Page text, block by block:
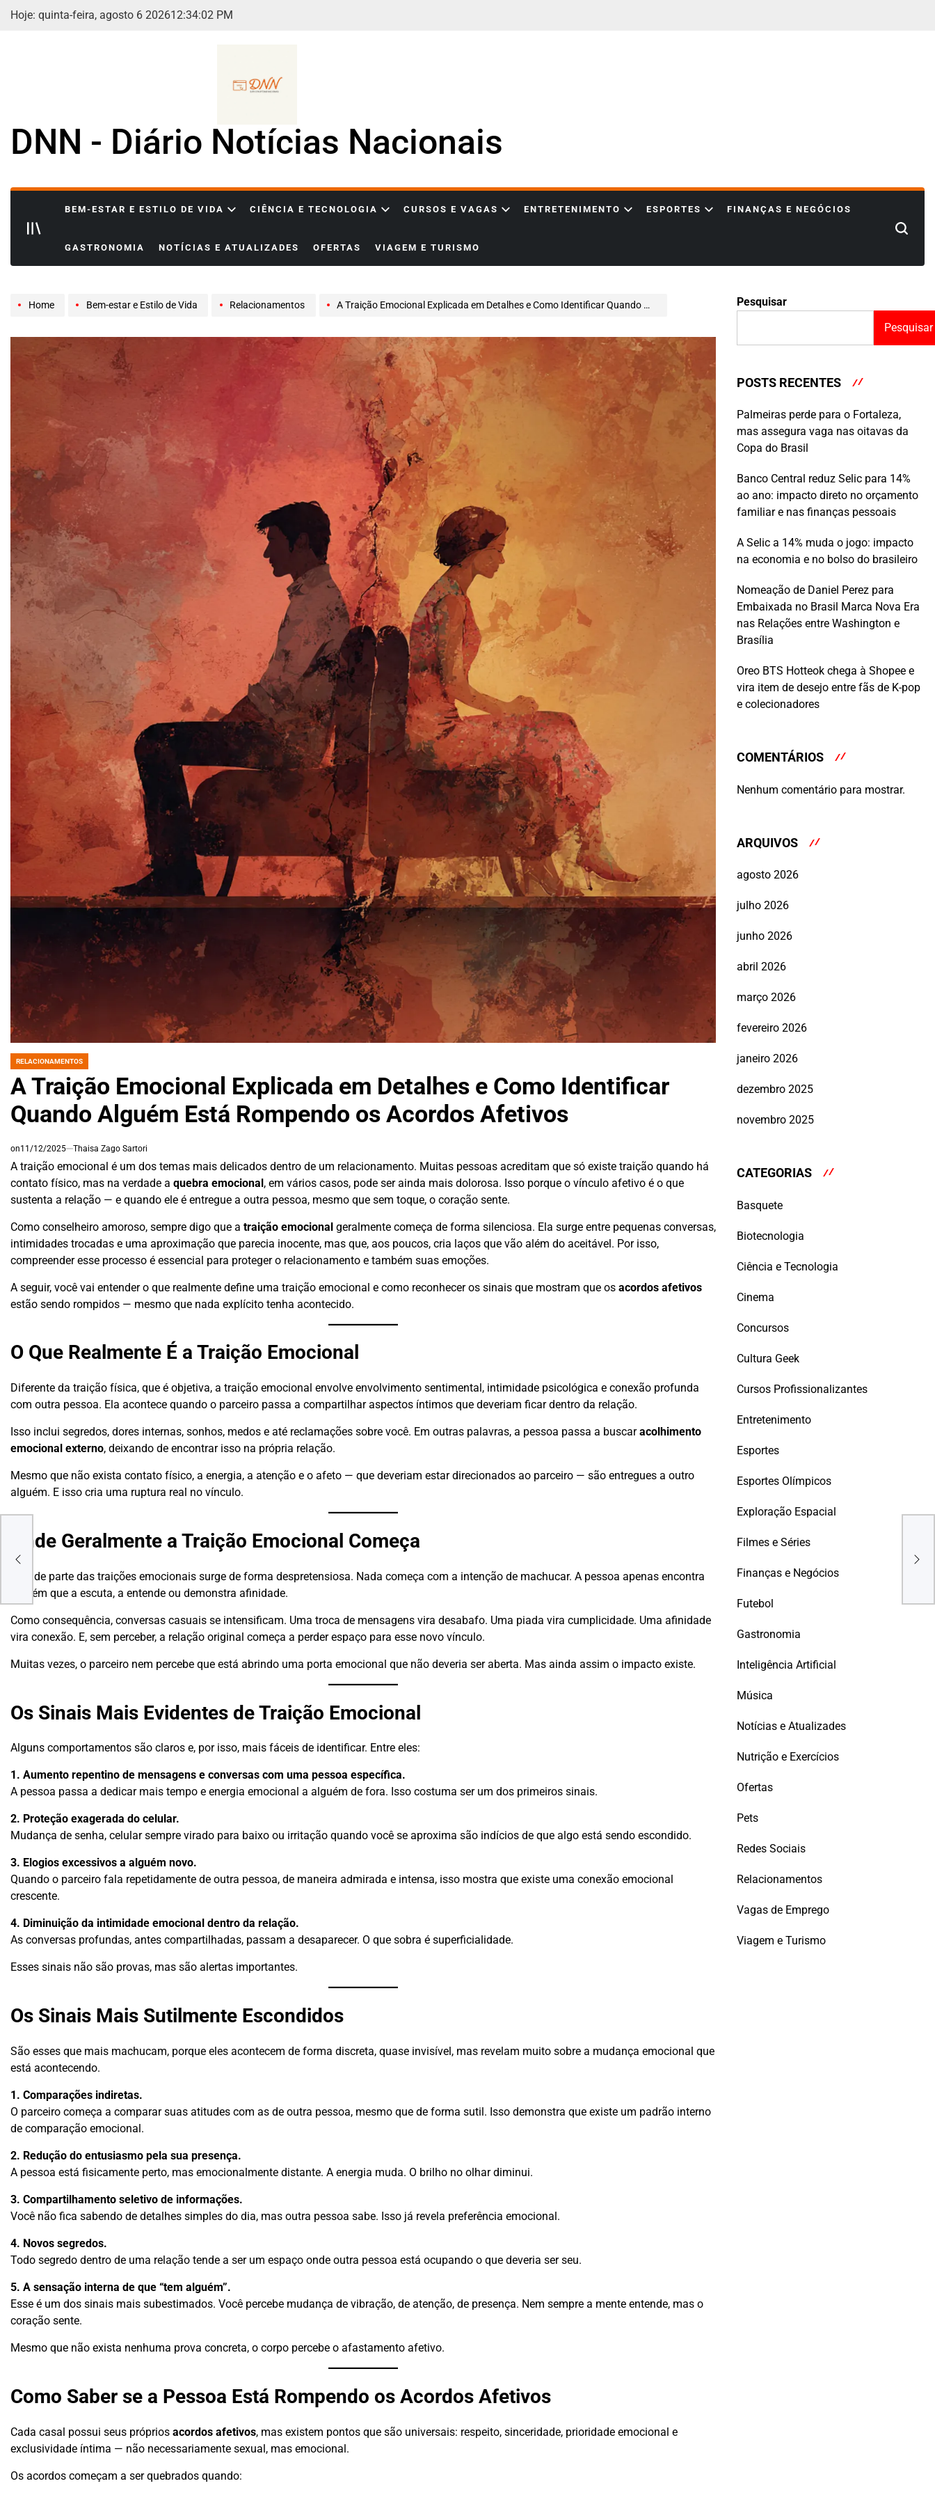
Skip
Hoje: quinta-feira, agosto 6 202612:34:04 PM
DNN - Diário Notícias Nacionais
BEM-ESTAR E ESTILO DE VIDA CIÊNCIA E TECNOLOGIA CURSOS E VAGAS ENTRETENIMENTO ESPORTES FINANÇAS E NEGÓCIOS
GASTRONOMIA NOTÍCIAS E ATUALIZADES OFERTAS VIAGEM E TURISMO
Search
Home Bem-estar e Estilo de Vida Relacionamentos A Traição Emocional Explicada em Detalhes e Como Identificar Quando Alguém Está Rompendo os Acordos Afetivos
POSTED
RELACIONAMENTOS
A Traição Emocional Explicada em Detalhes e Como Identificar
Quando Alguém Está Rompendo os Acordos Afetivos
on11/12/2025 Thaisa Zago Sartori
A traição emocional é um dos temas mais delicados dentro de um relacionamento. Muitas pessoas acreditam que só existe traição quando há
contato físico, mas na verdade a quebra emocional, em vários casos, pode ser ainda mais dolorosa. Isso porque o vínculo afetivo é o que
sustenta a relação — e quando ele é entregue a outra pessoa, mesmo que sem toque, o coração sente.
Como conselheiro amoroso, sempre digo que a traição emocional geralmente começa de forma silenciosa. Ela surge entre pequenas conversas,
intimidades trocadas e uma aproximação que parecia inocente, mas que, aos poucos, cria laços que vão além do aceitável. Por isso,
compreender esse processo é essencial para proteger o relacionamento e também suas emoções.
A seguir, você vai entender o que realmente define uma traição emocional e como reconhecer os sinais que mostram que os acordos afetivos
estão sendo rompidos — mesmo que nada explícito tenha acontecido.
O Que Realmente É a Traição Emocional
Diferente da traição física, que é objetiva, a traição emocional envolve envolvimento sentimental, intimidade psicológica e conexão profunda
com outra pessoa. Ela acontece quando o parceiro passa a compartilhar aspectos íntimos que deveriam ficar dentro da relação.
Isso inclui segredos, dores internas, sonhos, medos e até reclamações sobre você. Em outras palavras, a pessoa passa a buscaracolhimento
emocional externo, deixando de encontrar isso na própria relação.
Mesmo que não exista contato físico, a energia, a atenção e o afeto — que deveriam estar direcionados ao parceiro — são entregues a outro
alguém. E isso cria uma ruptura real no vínculo.
Onde Geralmente a Traição Emocional Começa
Grande parte das traições emocionais surge de forma despretensiosa. Nada começa com a intenção de machucar. A pessoa apenas encontra
alguém que a escuta, a entende ou demonstra afinidade.
Como consequência, conversas casuais se intensificam. Uma troca de mensagens vira desabafo. Uma piada vira cumplicidade. Uma afinidade
vira conexão. E, sem perceber, a relação original começa a perder espaço para esse novo vínculo.
Muitas vezes, o parceiro nem percebe que está abrindo uma porta emocional que não deveria ser aberta. Mas ainda assim o impacto existe.
Os Sinais Mais Evidentes de Traição Emocional
Alguns comportamentos são claros e, por isso, mais fáceis de identificar. Entre eles:
1. Aumento repentino de mensagens e conversas com uma pessoa específica.
A pessoa passa a dedicar mais tempo e energia emocional a alguém de fora. Isso costuma ser um dos primeiros sinais.
2. Proteção exagerada do celular.
Mudança de senha, celular sempre virado para baixo ou irritação quando você se aproxima são indícios de que algo está sendo escondido.
3. Elogios excessivos a alguém novo.
Quando o parceiro fala repetidamente de outra pessoa, de maneira admirada e intensa, isso mostra que existe uma conexão emocional
crescente.
4. Diminuição da intimidade emocional dentro da relação.
As conversas profundas, antes compartilhadas, passam a desaparecer. O que sobra é superficialidade.
Esses sinais não são provas, mas são alertas importantes.
Os Sinais Mais Sutilmente Escondidos
São esses que mais machucam, porque eles acontecem de forma discreta, quase invisível, mas revelam muito sobre a mudança emocional que
está acontecendo.
1. Comparações indiretas.
O parceiro começa a comparar suas atitudes com as de outra pessoa, mesmo que de forma sutil. Isso demonstra que existe um padrão interno
de comparação emocional.
2. Redução do entusiasmo pela sua presença.
A pessoa está fisicamente perto, mas emocionalmente distante. A energia muda. O brilho no olhar diminui.
3. Compartilhamento seletivo de informações.
Você não fica sabendo de detalhes simples do dia, mas outra pessoa sabe. Isso já revela preferência emocional.
4. Novos segredos.
Todo segredo dentro de uma relação tende a ser um espaço onde outra pessoa está ocupando o que deveria ser seu.
5. A sensação interna de que “tem alguém”.
Esse é um dos sinais mais subestimados. Você percebe mudança de vibração, de atenção, de presença. Nem sempre a mente entende, mas o
coração sente.
Mesmo que não exista nenhuma prova concreta, o corpo percebe o afastamento afetivo.
Como Saber se a Pessoa Está Rompendo os Acordos Afetivos
Cada casal possui seus próprios acordos afetivos, mas existem pontos que são universais: respeito, sinceridade, prioridade emocional e
exclusividade íntima — não necessariamente sexual, mas emocional.
Os acordos começam a ser quebrados quando:
270
Pesquisar
Pesquisar
POSTS RECENTES
Palmeiras perde para o Fortaleza,
mas assegura vaga nas oitavas da
Copa do Brasil
Banco Central reduz Selic para 14%
ao ano: impacto direto no orçamento
familiar e nas finanças pessoais
A Selic a 14% muda o jogo: impacto
na economia e no bolso do brasileiro
Nomeação de Daniel Perez para
Embaixada no Brasil Marca Nova Era
nas Relações entre Washington e
Brasília
Oreo BTS Hotteok chega à Shopee e
vira item de desejo entre fãs de K-pop
e colecionadores
COMENTÁRIOS
Nenhum comentário para mostrar.
ARQUIVOS
agosto 2026
julho 2026
junho 2026
abril 2026
março 2026
fevereiro 2026
janeiro 2026
dezembro 2025
novembro 2025
CATEGORIAS
Basquete
Biotecnologia
Ciência e Tecnologia
Cinema
Concursos
Cultura Geek
Cursos Profissionalizantes
Entretenimento
Esportes
Esportes Olímpicos
Exploração Espacial
Filmes e Séries
Finanças e Negócios
Futebol
Gastronomia
Inteligência Artificial
Música
Notícias e Atualizades
Nutrição e Exercícios
Ofertas
Pets
Redes Sociais
Relacionamentos
Vagas de Emprego
Viagem e Turismo